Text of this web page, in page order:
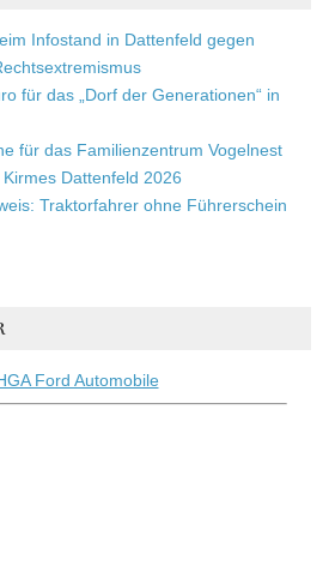
Infostand in Dattenfeld gegen
für das „Dorf der Generationen“ in
für das Familienzentrum Vogelnest
Dattenfeld 2026
Traktorfahrer ohne Führerschein